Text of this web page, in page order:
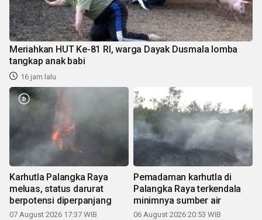
Meriahkan HUT Ke-81 RI, warga Dayak Dusmala lomba
tangkap anak babi
16 jam lalu
Karhutla Palangka Raya
meluas, status darurat
berpotensi diperpanjang
07 August 2026 17:37 WIB
Pemadaman karhutla di
Palangka Raya terkendala
minimnya sumber air
06 August 2026 20:53 WIB